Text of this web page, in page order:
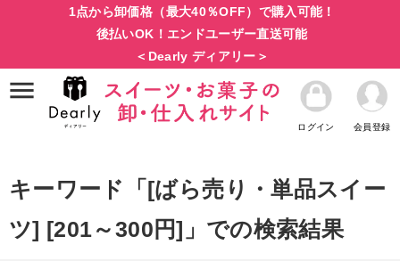
1点から卸価格（最大40％OFF）で購入可能！
後払いOK！エンドユーザー直送可能
＜Dearly ディアリー＞
ログイン 会員登録
キーワード「[ばら売り・単品スイー
ツ] [201～300円]」での検索結果